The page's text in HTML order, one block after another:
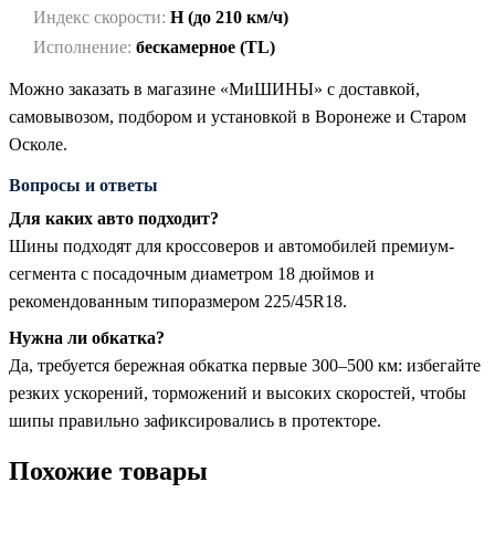
Индекс скорости: H (до 210 км/ч)
Исполнение: бескамерное (TL)
Можно заказать в магазине «МиШИНЫ» с доставкой,
самовывозом, подбором и установкой в Воронеже и Старом
Осколе.
Вопросы и ответы
Для каких авто подходит?
Шины подходят для кроссоверов и автомобилей премиум-
сегмента с посадочным диаметром 18 дюймов и
рекомендованным типоразмером 225/45R18.
Нужна ли обкатка?
Да, требуется бережная обкатка первые 300–500 км: избегайте
резких ускорений, торможений и высоких скоростей, чтобы
шипы правильно зафиксировались в протекторе.
Похожие товары